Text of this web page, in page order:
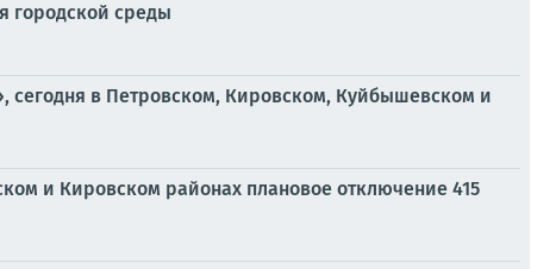
городской среды
в Петровском, Кировском, Куйбышевском и
и Кировском районах плановое отключение 415